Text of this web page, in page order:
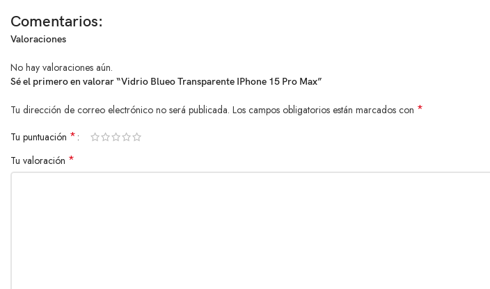
Comentarios:
Valoraciones
No hay valoraciones aún.
Sé el primero en valorar “Vidrio Blueo Transparente IPhone 15 Pro Max”
Tu dirección de correo electrónico no será publicada. Los campos obligatorios están marcados con *
Tu puntuación *
Tu valoración *